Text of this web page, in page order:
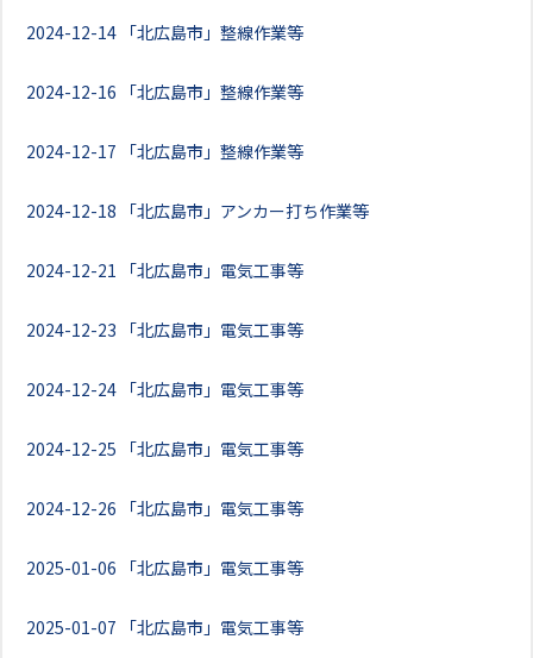
2024-12-14 「北広島市」整線作業等
2024-12-16 「北広島市」整線作業等
2024-12-17 「北広島市」整線作業等
2024-12-18 「北広島市」アンカー打ち作業等
2024-12-21 「北広島市」電気工事等
2024-12-23 「北広島市」電気工事等
2024-12-24 「北広島市」電気工事等
2024-12-25 「北広島市」電気工事等
2024-12-26 「北広島市」電気工事等
2025-01-06 「北広島市」電気工事等
2025-01-07 「北広島市」電気工事等